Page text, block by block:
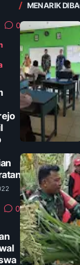
0
0
MENARIK